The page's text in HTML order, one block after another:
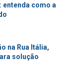
entenda como a
na Rua Itália,
solução